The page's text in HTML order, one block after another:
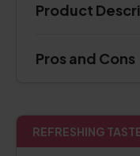
Product
Pros and Cons
REFRESHING